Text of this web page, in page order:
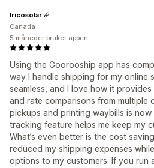
Using the Goorooship app has
way I handle shipping for my online
seamless, and I love how it
and rate comparisons from multiple
pickups and printing waybills is now
tracking feature helps me keep my
What’s even better is the cost
reduced my shipping expenses
options to my customers. If you run
Iricosolar
Canada
5 måneder bruker appen